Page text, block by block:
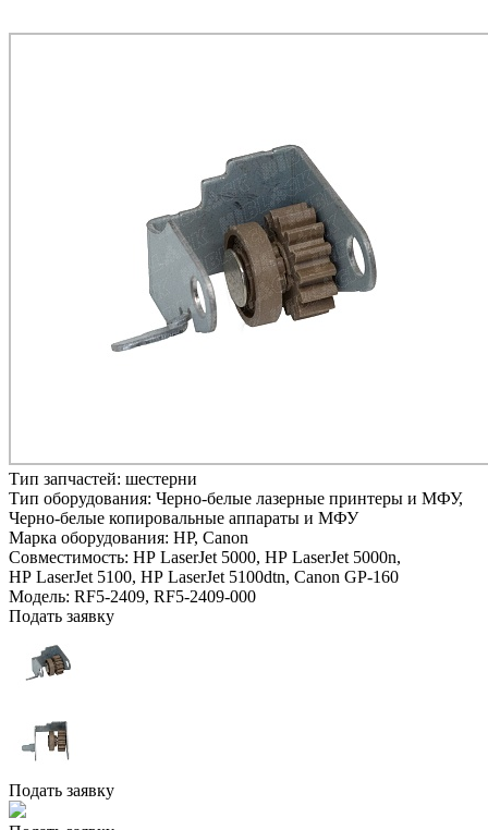
Тип запчастей: шестерни
Тип оборудования: Черно-белые лазерные принтеры и МФУ,
Черно-белые копировальные аппараты и МФУ
Марка оборудования: HP, Canon
Совместимость: HP LaserJet 5000, HP LaserJet 5000n,
HP LaserJet 5100, HP LaserJet 5100dtn, Canon GP-160
Модель: RF5-2409, RF5-2409-000
Подать заявку
Подать заявку